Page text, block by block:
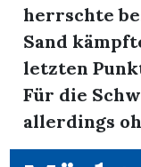
herrschte
Sand
letzten
Für die
allerdings